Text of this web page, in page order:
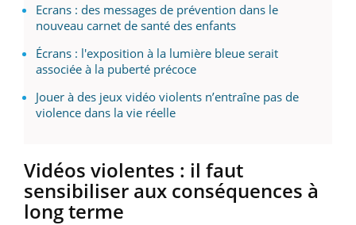
Ecrans : des messages de prévention dans le
nouveau carnet de santé des enfants
Écrans : l'exposition à la lumière bleue serait
associée à la puberté précoce
Jouer à des jeux vidéo violents n’entraîne pas de
violence dans la vie réelle
Vidéos violentes : il faut
sensibiliser aux conséquences à
long terme